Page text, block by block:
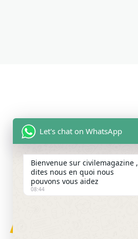
Let's chat on WhatsApp
Bienvenue sur civilemagazine ,
dites nous en quoi nous
pouvons vous aidez
08:44